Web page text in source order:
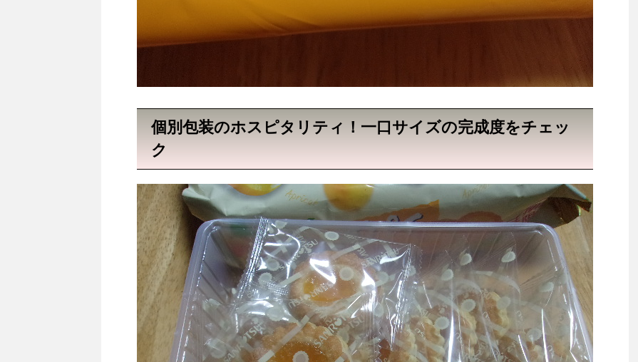
個別包装のホスピタリティ！一口サイズの完成度をチェッ
ク